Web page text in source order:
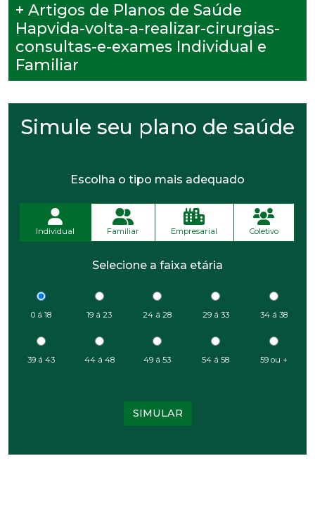
+ Artigos de Planos de Saúde
Hapvida-volta-a-realizar-cirurgias-
consultas-e-exames Individual e
Familiar
Simule seu plano de saúde
Escolha o tipo mais adequado
Individual Familiar Empresarial Coletivo
Selecione a faixa etária
0 á 18 19 á 23 24 á 28 29 á 33 34 á 38
39 á 43 44 á 48 49 á 53 54 á 58 59 ou +
SIMULAR